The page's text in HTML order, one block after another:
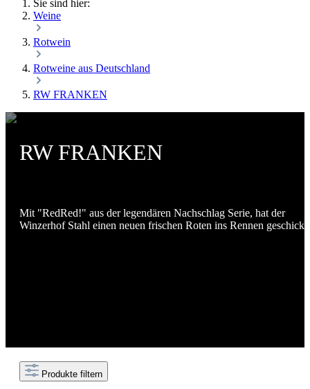
Sie sind hier:
Weine
Rotwein
Rotweine aus Deutschland
RW FRANKEN
RW FRANKEN
Mit "RedRed!" aus der legendären Nachschlag Serie, hat der
Winzerhof Stahl einen neuen frischen Roten ins Rennen
Produkte filtern